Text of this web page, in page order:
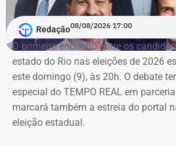
TCE determinou, por unanimidade,
Duque de Caxias anule no prazo de
firmado com a Geo Ambiental para o
(locação de maquinários e
Corte ordenou também a suspensão
pagamentos decorrentes do acordo
ultrapassava R$ 100 milhões.
Redação08/08/2026 17:00
O primeiro encontro entre os
estado do Rio nas eleições de 2026
este domingo (9), às 20h. O debate
especial do TEMPO REAL em
marcará também a estreia do portal
eleição estadual.